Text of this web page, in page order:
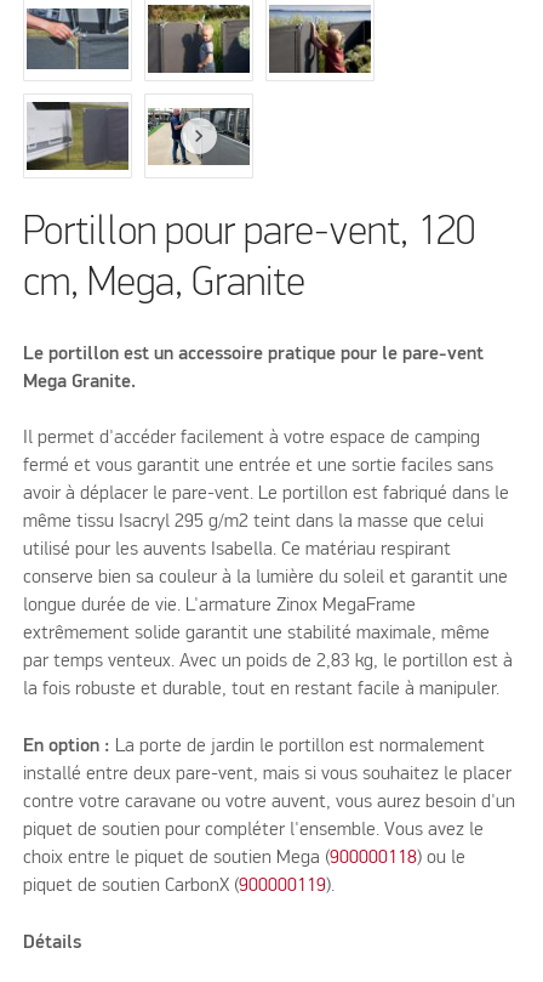
Portillon pour pare-vent, 120
cm, Mega, Granite
Le portillon est un accessoire pratique pour le pare-vent
Mega Granite.
Il permet d'accéder facilement à votre espace de camping
fermé et vous garantit une entrée et une sortie faciles sans
avoir à déplacer le pare-vent. Le portillon est fabriqué dans le
même tissu Isacryl 295 g/m2 teint dans la masse que celui
utilisé pour les auvents Isabella. Ce matériau respirant
conserve bien sa couleur à la lumière du soleil et garantit une
longue durée de vie. L'armature Zinox MegaFrame
extrêmement solide garantit une stabilité maximale, même
par temps venteux. Avec un poids de 2,83 kg, le portillon est à
la fois robuste et durable, tout en restant facile à manipuler.
En option : La porte de jardin le portillon est normalement
installé entre deux pare-vent, mais si vous souhaitez le placer
contre votre caravane ou votre auvent, vous aurez besoin d'un
piquet de soutien pour compléter l'ensemble. Vous avez le
choix entre le piquet de soutien Mega (900000118) ou le
piquet de soutien CarbonX (900000119).
Détails